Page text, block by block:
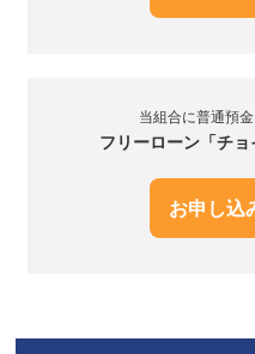
当組合に普通預
フリーローン「チョ
お申し込